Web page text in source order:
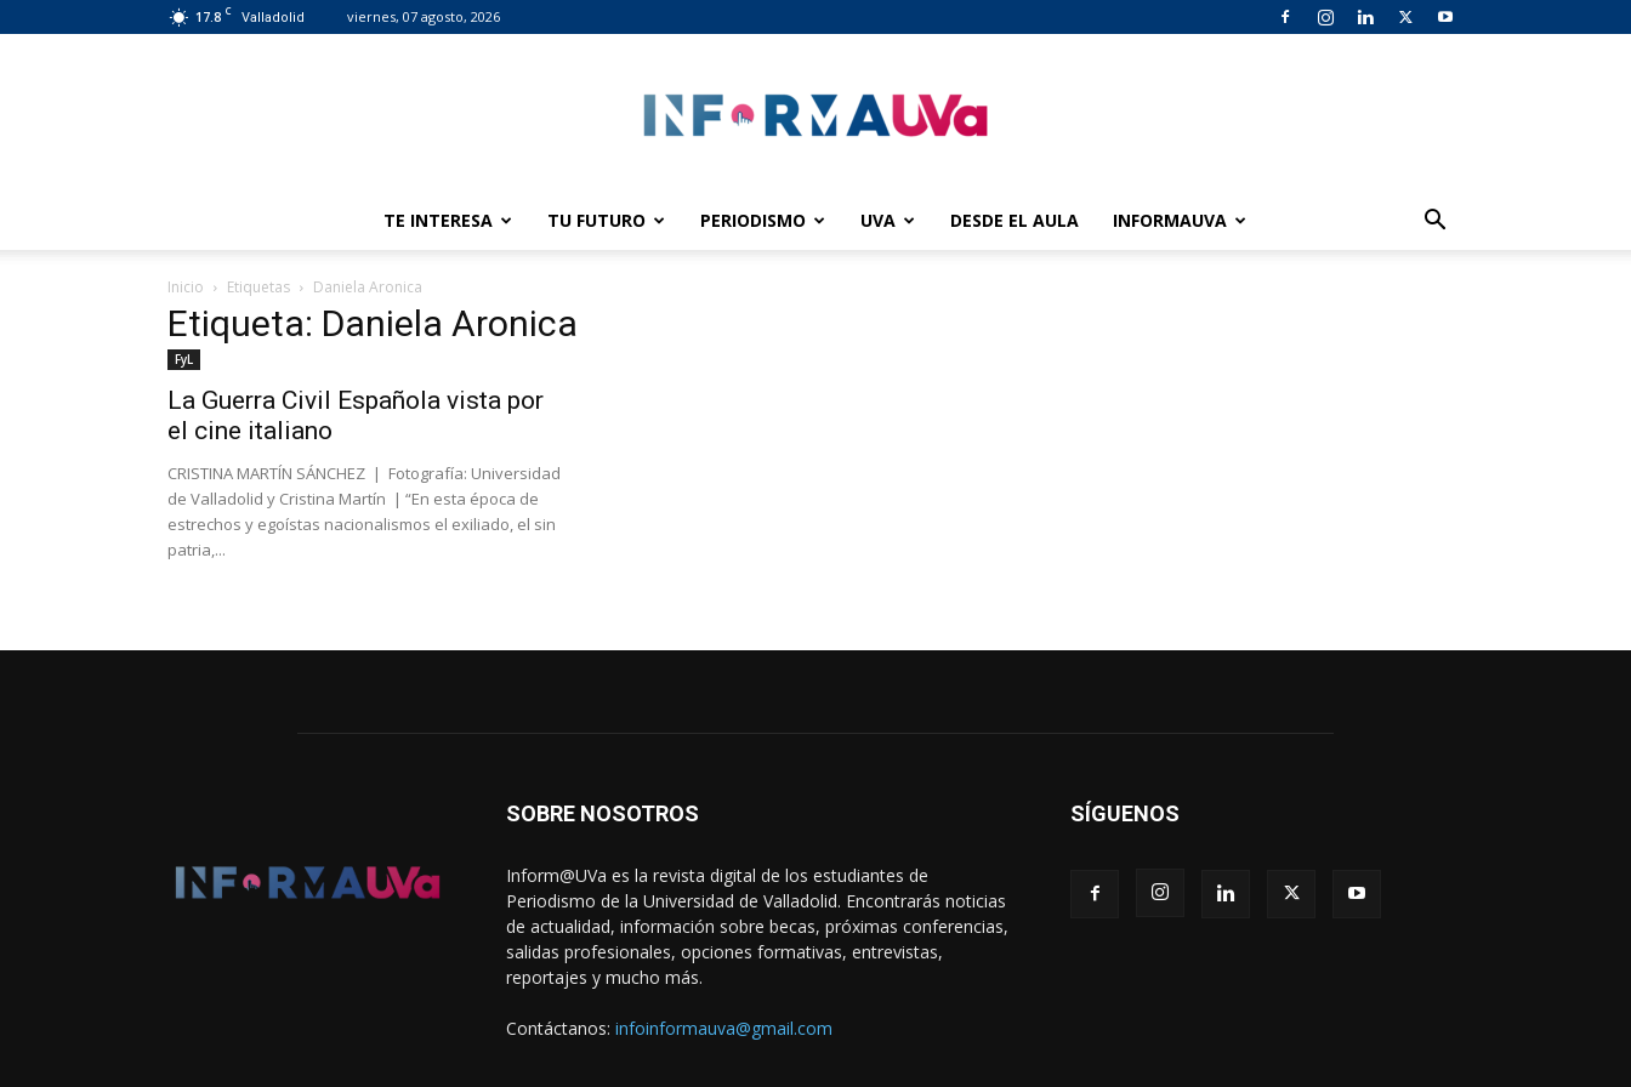
17.8 C Valladolid viernes, 07 agosto, 2026
informaUVA
TE INTERESA TU FUTURO PERIODISMO UVA DESDE EL AULA INFORMAUVA
Inicio Etiquetas Daniela Aronica
Etiqueta: Daniela Aronica
FyL
La Guerra Civil Española vista por
el cine italiano
CRISTINA MARTÍN SÁNCHEZ | Fotografía: Universidad
de Valladolid y Cristina Martín | “En esta época de
estrechos y egoístas nacionalismos el exiliado, el sin
patria,...
SOBRE NOSOTROS
Inform@UVa es la revista digital de los estudiantes de
Periodismo de la Universidad de Valladolid. Encontrarás noticias
de actualidad, información sobre becas, próximas conferencias,
salidas profesionales, opciones formativas, entrevistas,
reportajes y mucho más.
Contáctanos: infoinformauva@gmail.com
SÍGUENOS